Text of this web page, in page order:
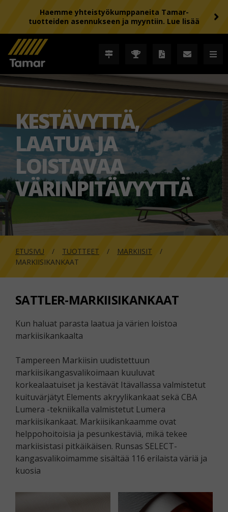
Haemme yhteistyökumppaneita Tamar-
tuotteiden asennukseen ja myyntiin. Lue lisää
KESTÄVYTTÄ,
LAATUA JA
LOISTAVAA
VÄRINPITÄVYYTTÄ
ETUSIVU TUOTTEET
MARKIISIT
MARKIISIKANKAAT
SATTLER-MARKIISIKANKAAT
Kun haluat parasta laatua ja värien loistoa
markiisikankaalta
Tampereen Markiisin uudistettuun
markiisikangasvalikoimaan kuuluvat
korkealaatuiset ja kestävät Itävallassa valmistetut
kuituvärjätyt Elements akryylikankaat sekä CBA
Lumera -tekniikalla valmistetut Lumera
markiisikankaat. Markiisikankaamme ovat
helppohoitoisia ja pesunkestäviä, mikä tekee
markiisistasi pitkäikäisen. Runsas SELECT-
kangasvalikoimamme sisältää 116 erilaista väriä ja
kuosia